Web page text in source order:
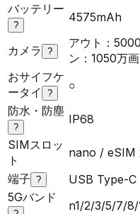
バッテリー
?
4575mAh
カメラ ?
アウト：
ン：1050万
おサイフケ
ータイ
?
○
防水・防塵
?
IP68
SIMスロッ
ト
nano / eSIM
端子 ?
USB Type-C
5Gバンド
n1/2/3/5/7/